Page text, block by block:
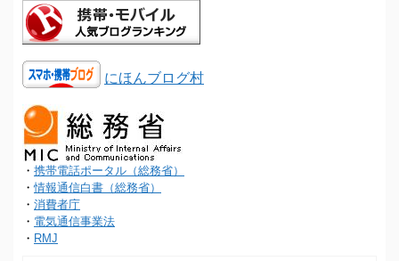
にほんブログ村
・ 携帯電話ポータル（総務省）
・情報通信白書（総務省）
・ 消費者庁
・ 電気通信事業法
・ RMJ